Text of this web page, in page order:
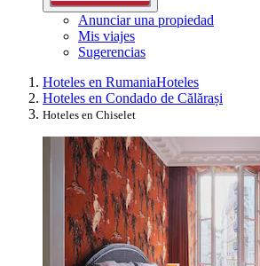
Anunciar una propiedad
Mis viajes
Sugerencias
Hoteles en RumaniaHoteles
Hoteles en Condado de Călărași
Hoteles en Chiselet